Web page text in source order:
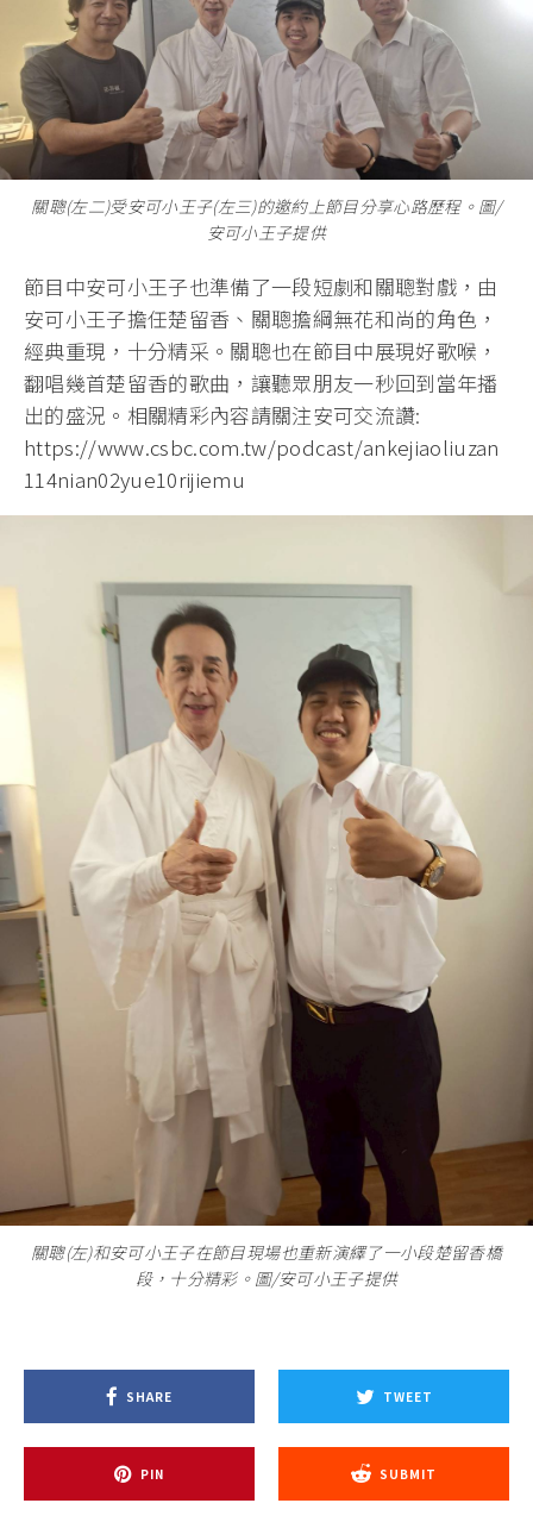
關聰(左二)受安可小王子(左三)的邀約上節目分享心路歷程。圖/
安可小王子提供
節目中安可小王子也準備了一段短劇和關聰對戲，由
安可小王子擔任楚留香、關聰擔綱無花和尚的角色，
經典重現，十分精采。關聰也在節目中展現好歌喉，
翻唱幾首楚留香的歌曲，讓聽眾朋友一秒回到當年播
出的盛況。相關精彩內容請關注安可交流讚:
https://www.csbc.com.tw/podcast/ankejiaoliuzan
114nian02yue10rijiemu
關聰(左)和安可小王子在節目現場也重新演繹了一小段楚留香橋
段，十分精彩。圖/安可小王子提供
SHARE TWEET
PIN SUBMIT